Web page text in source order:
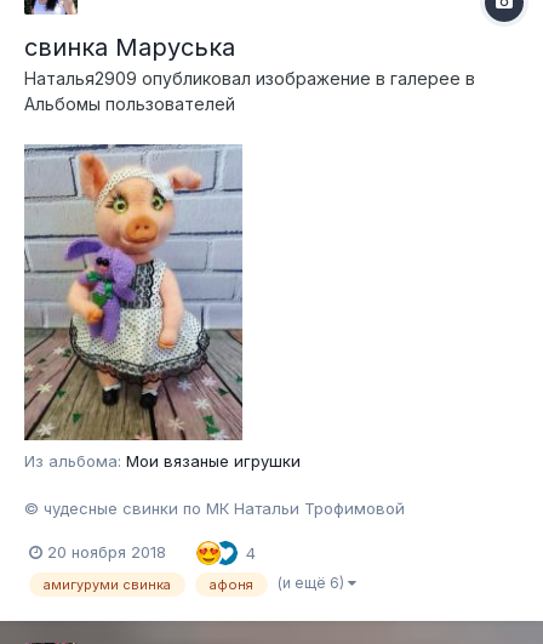
свинка Маруська
Наталья2909 опубликовал изображение в галерее в
Альбомы пользователей
Из альбома: Мои вязаные игрушки
© чудесные свинки по МК Натальи Трофимовой
20 ноября 2018 4
амигуруми свинка афоня (и ещё 6)